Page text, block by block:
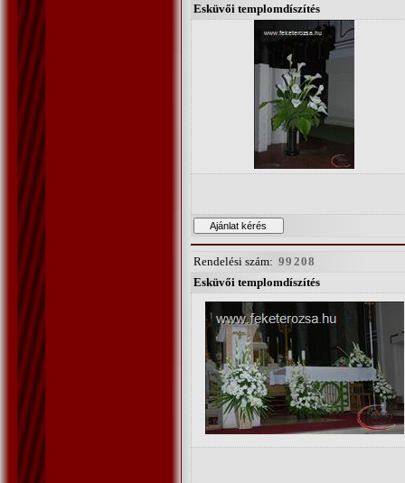
Esküvői templomdíszítés
Rendelési szám: 99208
Esküvői templomdíszítés